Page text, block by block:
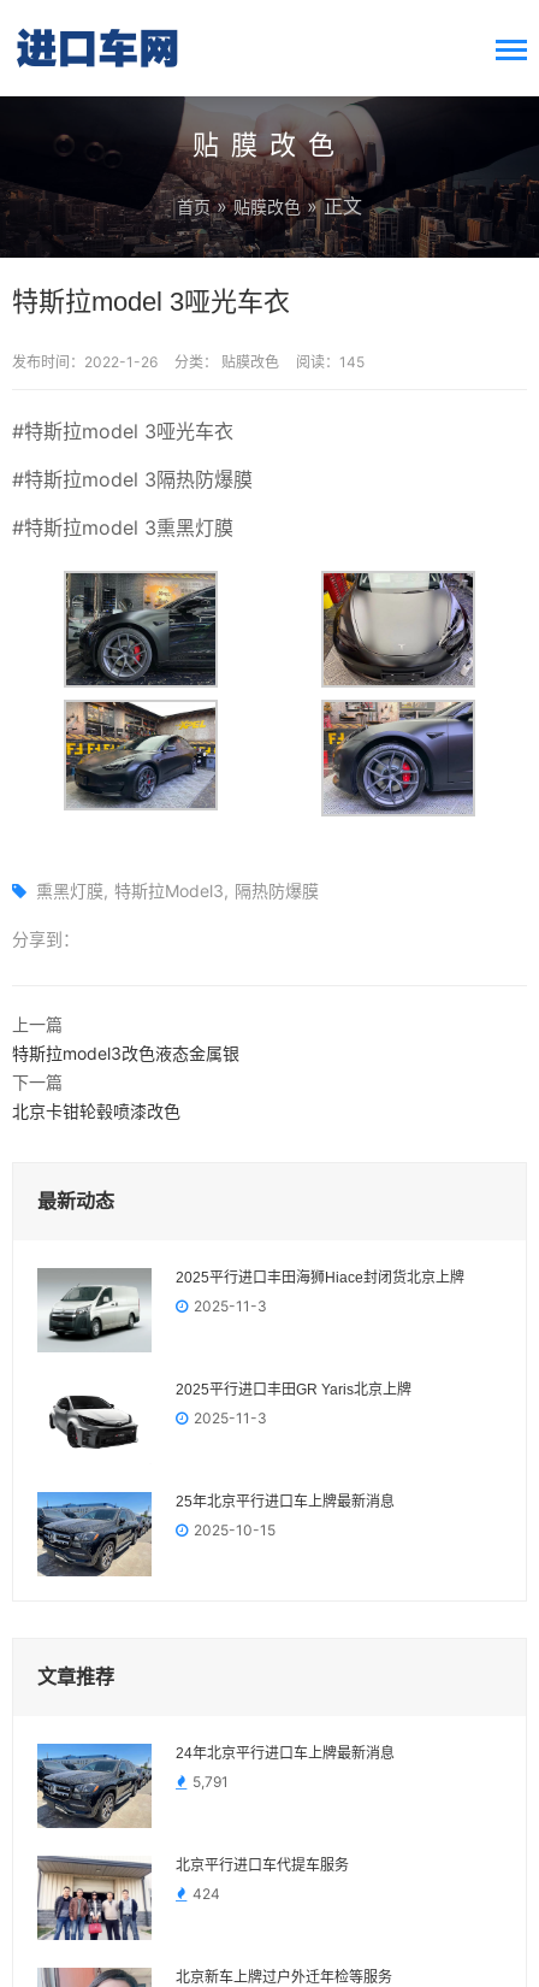
贴膜改色
首页 »贴膜改色» 正文
特斯拉model 3哑光车衣
发布时间：2022-1-26 分类： 贴膜改色 阅读：145
#特斯拉model 3哑光车衣
#特斯拉model 3隔热防爆膜
#特斯拉model 3熏黑灯膜
熏黑灯膜 特斯拉Model3 隔热防爆膜
分享到：
上一篇
特斯拉model3改色液态金属银
下一篇
北京卡钳轮毂喷漆改色
最新动态
2025平行进口丰田海狮Hiace封闭货北京上牌
2025-11-3
2025平行进口丰田GR Yaris‌北京上牌
2025-11-3
25年北京平行进口车上牌最新消息
2025-10-15
文章推荐
24年北京平行进口车上牌最新消息
5,791
北京平行进口车代提车服务
424
北京新车上牌过户外迁年检等服务